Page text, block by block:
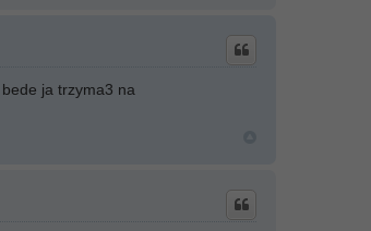
ja trzyma3 na